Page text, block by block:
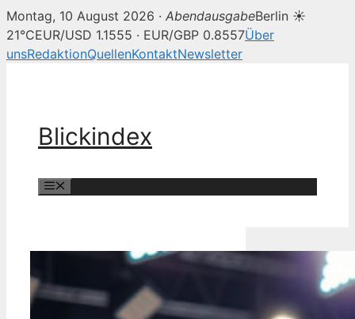
Montag, 10 August 2026 · AbendausgabeBerlin ☀
21°CEUR/USD 1.1555 · EUR/GBP 0.8557Über
unsRedaktionQuellenKontaktNewsletter
Blickindex